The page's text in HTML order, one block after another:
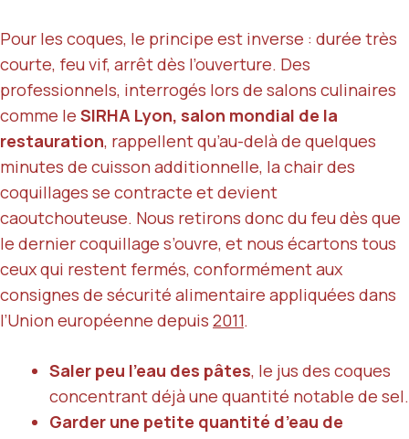
Pour les coques, le principe est inverse : durée très
courte, feu vif, arrêt dès l’ouverture. Des
professionnels, interrogés lors de salons culinaires
comme le SIRHA Lyon, salon mondial de la
restauration, rappellent qu’au-delà de quelques
minutes de cuisson additionnelle, la chair des
coquillages se contracte et devient
caoutchouteuse. Nous retirons donc du feu dès que
le dernier coquillage s’ouvre, et nous écartons tous
ceux qui restent fermés, conformément aux
consignes de sécurité alimentaire appliquées dans
l’Union européenne depuis 2011.
Saler peu l’eau des pâtes, le jus des coques
concentrant déjà une quantité notable de sel.
Garder une petite quantité d’eau de